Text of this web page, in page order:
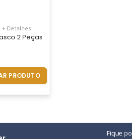
+ Detalhes
2 Peças Com Estojo, Contém
PRODUTO
Fique